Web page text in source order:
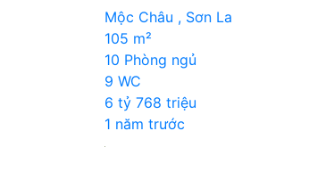
Mộc Châu , Sơn La
105 m²
10 Phòng ngủ
9 WC
6 tỷ 768 triệu
1 năm trước